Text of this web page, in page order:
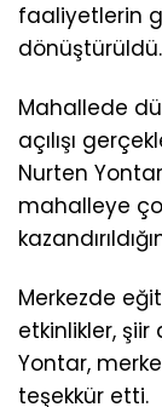
faaliyetlerin
dönüştürüldü.
Mahallede
açılışı
Nurten
mahalleye
Merkezde
etkinlikler, şiir
Yontar,
teşekkür etti.